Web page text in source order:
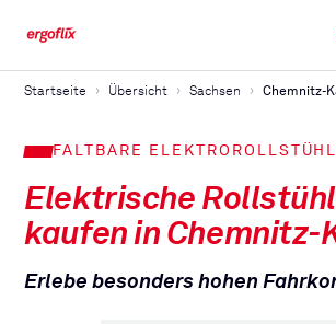
Startseite Übersicht Sachsen Chemnitz-
FALTBARE
Elektrische
kaufen in Chemnitz-
Erlebe besonders hohen